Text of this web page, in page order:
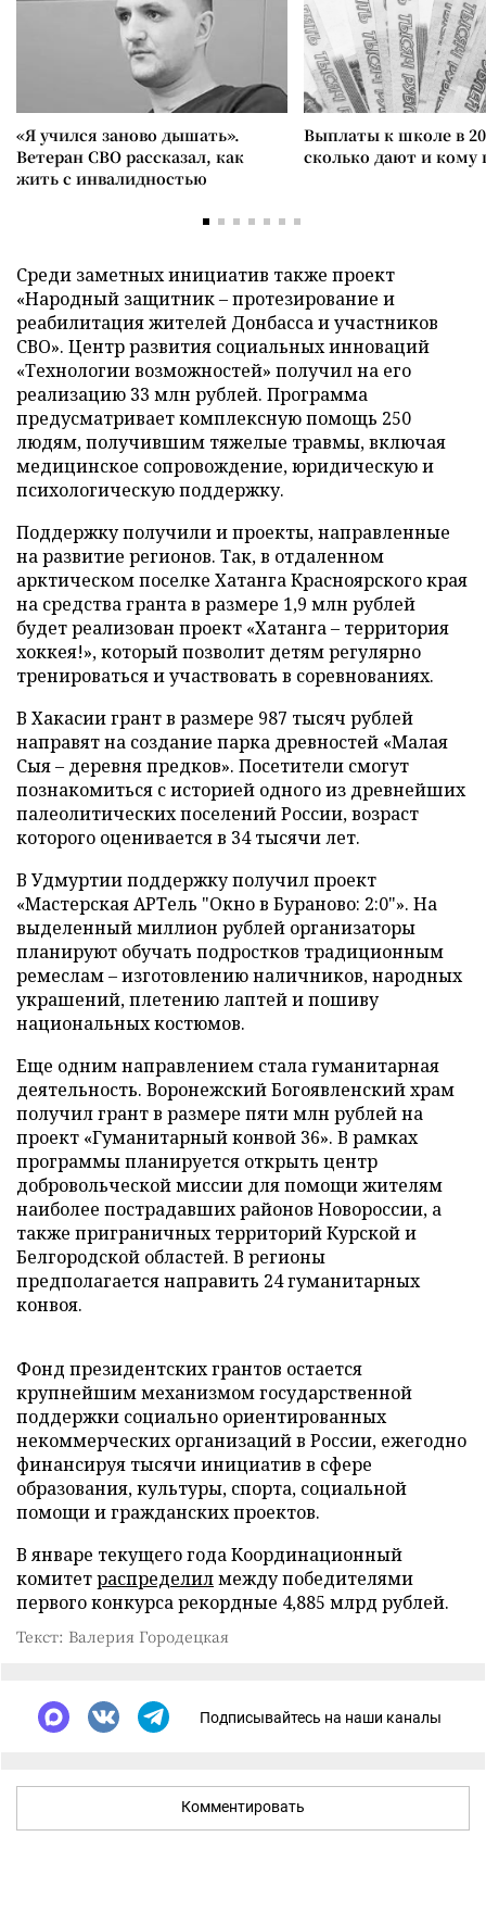
«Я учился заново дышать».
Ветеран СВО рассказал, как
жить с инвалидностью
Выплаты к школе в
сколько дают и
Среди заметных инициатив также проект
«Народный защитник – протезирование и
реабилитация жителей Донбасса и участников
СВО». Центр развития социальных инноваций
«Технологии возможностей» получил на его
реализацию 33 млн рублей. Программа
предусматривает комплексную помощь 250
людям, получившим тяжелые травмы, включая
медицинское сопровождение, юридическую и
психологическую поддержку.
Поддержку получили и проекты, направленные
на развитие регионов. Так, в отдаленном
арктическом поселке Хатанга Красноярского края
на средства гранта в размере 1,9 млн рублей
будет реализован проект «Хатанга – территория
хоккея!», который позволит детям регулярно
тренироваться и участвовать в соревнованиях.
В Хакасии грант в размере 987 тысяч рублей
направят на создание парка древностей «Малая
Сыя – деревня предков». Посетители смогут
познакомиться с историей одного из древнейших
палеолитических поселений России, возраст
которого оценивается в 34 тысячи лет.
В Удмуртии поддержку получил проект
«Мастерская АРТель "Окно в Бураново: 2:0"». На
выделенный миллион рублей организаторы
планируют обучать подростков традиционным
ремеслам – изготовлению наличников, народных
украшений, плетению лаптей и пошиву
национальных костюмов.
Еще одним направлением стала гуманитарная
деятельность. Воронежский Богоявленский храм
получил грант в размере пяти млн рублей на
проект «Гуманитарный конвой 36». В рамках
программы планируется открыть центр
добровольческой миссии для помощи жителям
наиболее пострадавших районов Новороссии, а
также приграничных территорий Курской и
Белгородской областей. В регионы
предполагается направить 24 гуманитарных
конвоя.
Фонд президентских грантов остается
крупнейшим механизмом государственной
поддержки социально ориентированных
некоммерческих организаций в России, ежегодно
финансируя тысячи инициатив в сфере
образования, культуры, спорта, социальной
помощи и гражданских проектов.
В январе текущего года Координационный
комитетраспределилмежду победителями
первого конкурса рекордные 4,885 млрд рублей.
Текст: Валерия Городецкая
Подписывайтесь на наши каналы
Комментировать